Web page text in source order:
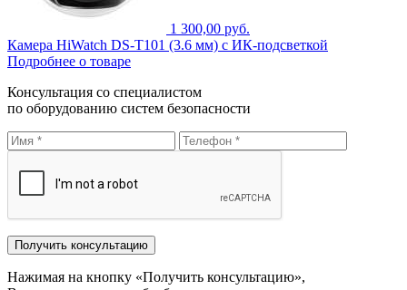
1 300,00 руб.
Камера HiWatch DS-T101 (3.6 мм) с ИК-подсветкой
Подробнее о товаре
Консультация со специалистом
по оборудованию систем безопасности
Нажимая на кнопку «Получить консультацию»,